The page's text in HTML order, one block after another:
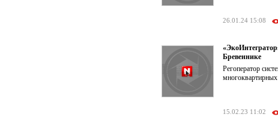
26.01.24 15:08
Бревеннике
Регоператор
15.02.23 11:02